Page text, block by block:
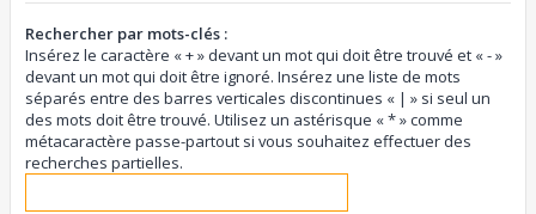
Rechercher par mots-clés :
Insérez le caractère « + » devant un mot qui doit être trouvé et « - »
devant un mot qui doit être ignoré. Insérez une liste de mots
séparés entre des barres verticales discontinues « | » si seul un
des mots doit être trouvé. Utilisez un astérisque « * » comme
métacaractère passe-partout si vous souhaitez effectuer des
recherches partielles.